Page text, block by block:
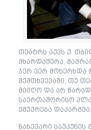
თეატრს აქვს ქ.
მხარდაჭერა,
ჯერ ვერ მოხერხდა
შემთხვევაში, თუ
მიიღო და არ
საერთაშორისო
ემუქრება დაკარგვა.
ნახევარი